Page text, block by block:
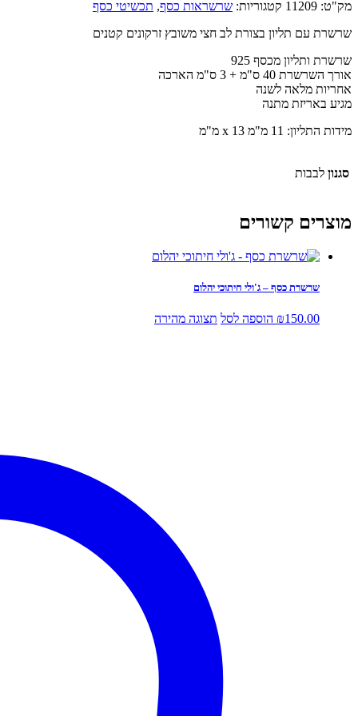
מק"ט: 11209 קטגוריות: שרשראות כסף, תכשיטי כסף
שרשרת עם תליון בצורת לב חצי משובץ זרקונים קטנים
שרשרת ותליון מכסף 925
אורך השרשרת 40 ס"מ + 3 ס"מ הארכה
אחריות מלאה לשנה
מגיע באריזת מתנה
מידות התליון: 11 מ"מ x 13 מ"מ
סגנון לבבות
מוצרים קשורים
שרשרת כסף – ג'ולי חיתוכי יהלום
₪150.00 הוספה לסל תצוגה מהירה